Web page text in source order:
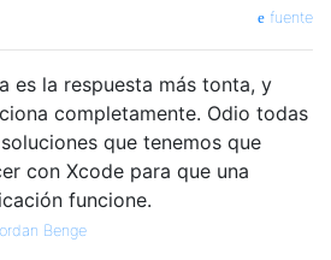
fuente
es la respuesta más tonta, y
completamente. Odio todas
que tenemos que
con Xcode para que una
funcione.
Benge